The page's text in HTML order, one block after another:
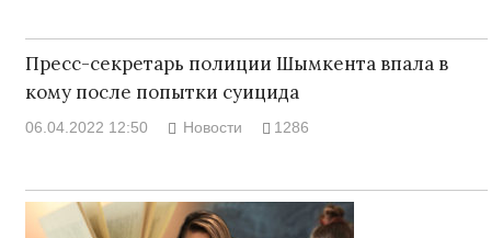
Пресс-секретарь полиции Шымкента впала в
кому после попытки суицида
06.04.2022 12:50 Новости 1286